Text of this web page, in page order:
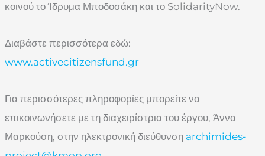
κοινού το Ίδρυμα Μποδοσάκη και το SolidarityNow.
Διαβάστε περισσότερα εδώ:
www.activecitizensfund.gr
Για περισσότερες πληροφορίες μπορείτε να
επικοινωνήσετε με τη διαχειρίστρια του έργου, Άννα
Μαρκούση, στην ηλεκτρονική διεύθυνση archimides-